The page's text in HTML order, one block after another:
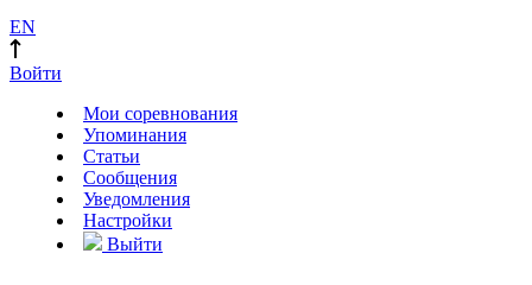
EN
Войти
Мои соревнования
Упоминания
Статьи
Сообщения
Уведомления
Настройки
Выйти